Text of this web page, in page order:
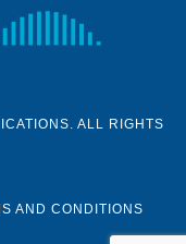
ALL RIGHTS
AND CONDITIONS